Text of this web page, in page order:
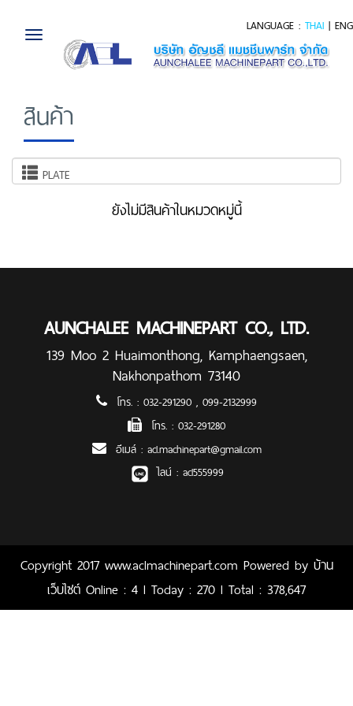
LANGUAGE : THAI | ENG
Toggle
navigation
สินค้า
PLATE
ยังไม่มีสินค้าในหมวดหมู่นี้
AUNCHALEE MACHINEPART CO., LTD.
139 Moo 2 Huaimonthong, Kamphaengsaen,
Nakhonpathom 73140
โทร. : 032-291290 , 099-2132999
โทร. : 032-291280
อีเมล์ : acl.machinepart@gmail.com
ไลน์ : acl555999
Copyright 2017 www.aclmachinepart.com Powered by บ้าน
เว็บไซต์ Online : 4 l Today : 270 l Total : 378,647